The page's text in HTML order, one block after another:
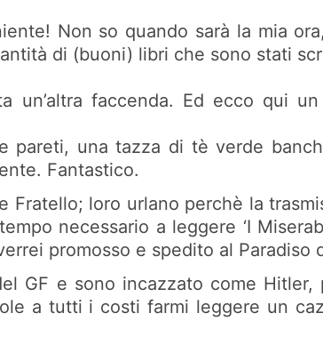
Non so quando sarà la mia
di (buoni) libri che sono stati
faccenda. Ed ecco qui
pareti, una tazza di tè verde
Fantastico.
loro urlano perchè la
necessario a leggere ‘I
promosso e spedito al Paradiso
GF e sono incazzato come
a tutti i costi farmi leggere un